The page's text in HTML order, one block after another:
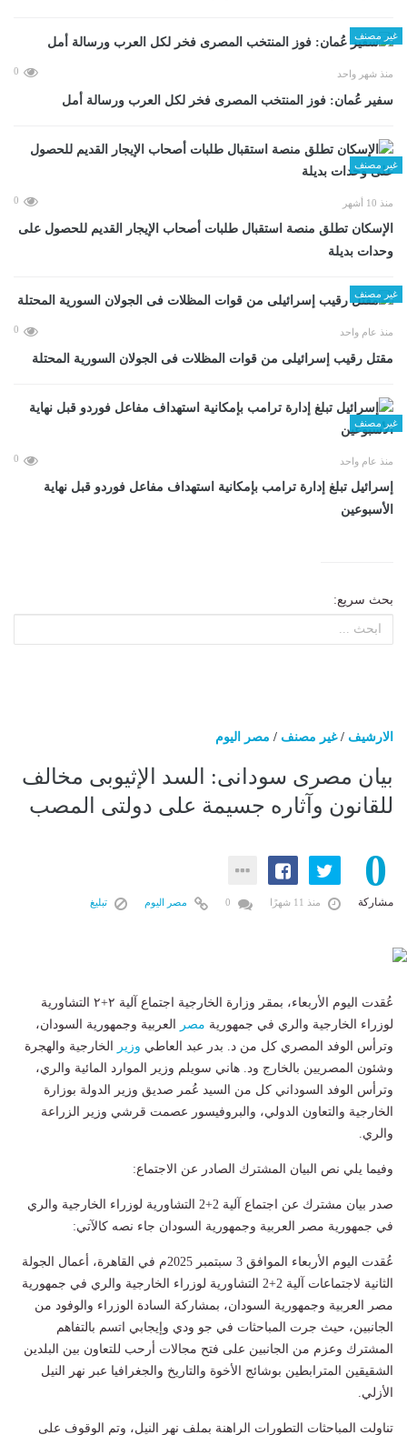
غير مصنف
منذ شهر واحد 0
سفير عُمان: فوز المنتخب المصرى فخر لكل العرب ورسالة أمل
غير مصنف
منذ 10 أشهر 0
الإسكان تطلق منصة استقبال طلبات أصحاب الإيجار القديم للحصول على
وحدات بديلة
غير مصنف
منذ عام واحد 0
مقتل رقيب إسرائيلى من قوات المظلات فى الجولان السورية المحتلة
غير مصنف
منذ عام واحد 0
إسرائيل تبلغ إدارة ترامب بإمكانية استهداف مفاعل فوردو قبل نهاية
الأسبوعين
بحث سريع:
الارشيف /غير مصنف / مصر اليوم
بيان مصرى سودانى: السد الإثيوبى مخالف
للقانون وآثاره جسيمة على دولتى المصب
0
مشاركة منذ 11 شهرًا مصر اليوم تبليغ
عُقدت اليوم الأربعاء، بمقر وزارة الخارجية اجتماع آلية ٢+٢ التشاورية
لوزراء الخارجية والري في جمهورية مصر
العربية وجمهورية السودان،
وترأس الوفد المصري كل من د. بدر عبد العاطي وزير
الخارجية والهجرة
وشئون المصريين بالخارج ود. هاني سويلم وزير الموارد المائية والري،
وترأس الوفد السوداني كل من السيد عُمر صديق وزير الدولة بوزارة
الخارجية والتعاون الدولي، والبروفيسور عصمت قرشي وزير الزراعة
والري.
وفيما يلي نص البيان المشترك الصادر عن الاجتماع:
صدر بيان مشترك عن اجتماع آلية 2+2 التشاورية لوزراء الخارجية والري
في جمهورية مصر العربية وجمهورية السودان جاء نصه كالآتي:
عُقدت اليوم الأربعاء الموافق 3 سبتمبر 2025م في القاهرة، أعمال الجولة
الثانية لاجتماعات آلية 2+2 التشاورية لوزراء الخارجية والري في جمهورية
مصر العربية وجمهورية السودان، بمشاركة السادة الوزراء والوفود من
الجانبين، حيث جرت المباحثات في جو ودي وإيجابي اتسم بالتفاهم
المشترك وعزم من الجانبين على فتح مجالات أرحب للتعاون بين البلدين
الشقيقين المترابطين بوشائج الأخوة والتاريخ والجغرافيا عبر نهر النيل
الأزلي.
تناولت المباحثات التطورات الراهنة بملف نهر النيل، وتم الوقوف على